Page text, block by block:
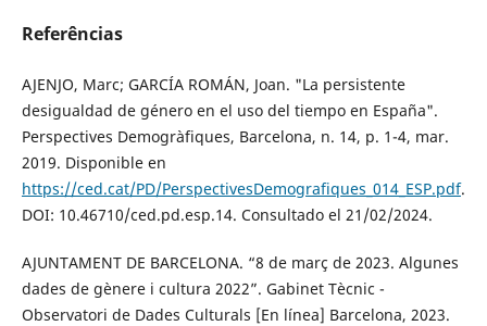
Referências
AJENJO, Marc; GARCÍA ROMÁN, Joan. "La persistente
desigualdad de género en el uso del tiempo en España".
Perspectives Demogràfiques, Barcelona, n. 14, p. 1-4, mar.
2019. Disponible en
https://ced.cat/PD/PerspectivesDemografiques_014_ESP.pdf.
DOI: 10.46710/ced.pd.esp.14. Consultado el 21/02/2024.
AJUNTAMENT DE BARCELONA. “8 de març de 2023. Algunes
dades de gènere i cultura 2022”. Gabinet Tècnic -
Observatori de Dades Culturals [En línea] Barcelona, 2023.